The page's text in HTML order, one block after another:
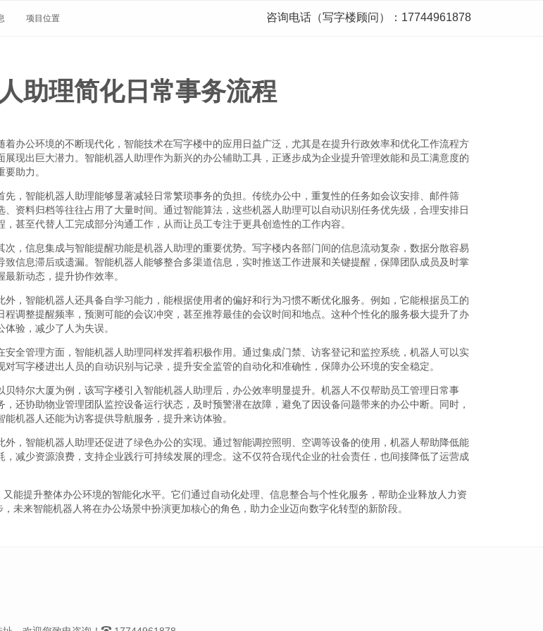
项目位置 咨询电话（写字楼顾问）：17744961878
助理简化日常事务流程
着办公环境的不断现代化，智能技术在写字楼中的应用日益广泛，尤其是在提升行政效率和优化工作流程方
展现出巨大潜力。智能机器人助理作为新兴的办公辅助工具，正逐步成为企业提升管理效能和员工满意度的
要助力。
先，智能机器人助理能够显著减轻日常繁琐事务的负担。传统办公中，重复性的任务如会议安排、邮件筛
、资料归档等往往占用了大量时间。通过智能算法，这些机器人助理可以自动识别任务优先级，合理安排日
，甚至代替人工完成部分沟通工作，从而让员工专注于更具创造性的工作内容。
次，信息集成与智能提醒功能是机器人助理的重要优势。写字楼内各部门间的信息流动复杂，数据分散容易
致信息滞后或遗漏。智能机器人能够整合多渠道信息，实时推送工作进展和关键提醒，保障团队成员及时掌
最新动态，提升协作效率。
外，智能机器人还具备自学习能力，能根据使用者的偏好和行为习惯不断优化服务。例如，它能根据员工的
程调整提醒频率，预测可能的会议冲突，甚至推荐最佳的会议时间和地点。这种个性化的服务极大提升了办
体验，减少了人为失误。
安全管理方面，智能机器人助理同样发挥着积极作用。通过集成门禁、访客登记和监控系统，机器人可以实
对写字楼进出人员的自动识别与记录，提升安全监管的自动化和准确性，保障办公环境的安全稳定。
贝特尔大厦为例，该写字楼引入智能机器人助理后，办公效率明显提升。机器人不仅帮助员工管理日常事
，还协助物业管理团队监控设备运行状态，及时预警潜在故障，避免了因设备问题带来的办公中断。同时，
能机器人还能为访客提供导航服务，提升来访体验。
外，智能机器人助理还促进了绿色办公的实现。通过智能调控照明、空调等设备的使用，机器人帮助降低能
，减少资源浪费，支持企业践行可持续发展的理念。这不仅符合现代企业的社会责任，也间接降低了运营成
能提升整体办公环境的智能化水平。它们通过自动化处理、信息整合与个性化服务，帮助企业释放人力资
未来智能机器人将在办公场景中扮演更加核心的角色，助力企业迈向数字化转型的新阶段。